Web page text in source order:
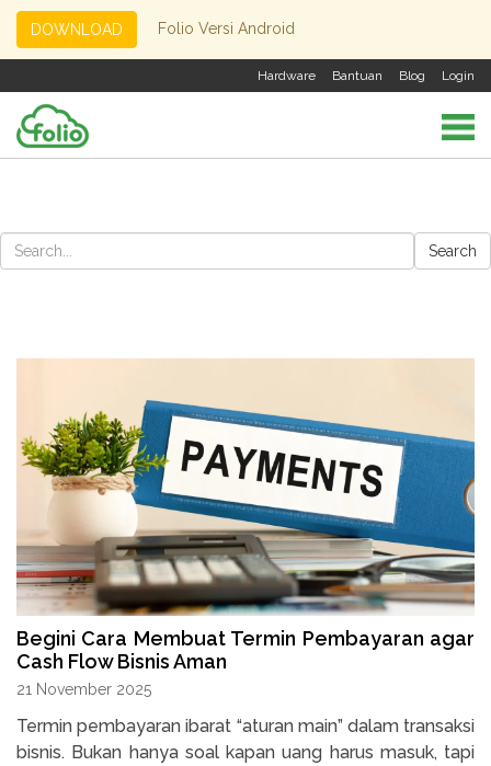
DOWNLOAD Folio Versi Android
Login
Blog
Bantuan
Hardware
Search
Begini Cara Membuat Termin Pembayaran agar
Cash Flow Bisnis Aman
21 November 2025
Termin pembayaran ibarat “aturan main” dalam transaksi
bisnis. Bukan hanya soal kapan uang harus masuk, tapi